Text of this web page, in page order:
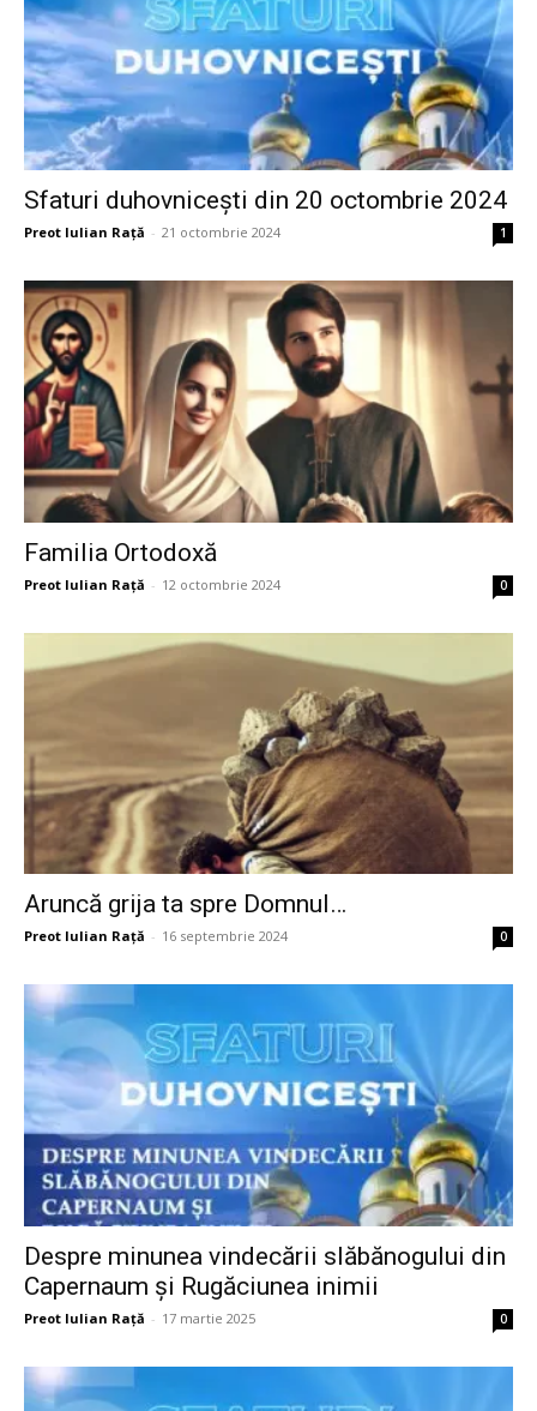
Sfaturi duhovnicești din 20 octombrie 2024
Preot Iulian Raţă - 21 octombrie 2024 1
Familia Ortodoxă
Preot Iulian Raţă - 12 octombrie 2024 0
Aruncă grija ta spre Domnul…
Preot Iulian Raţă - 16 septembrie 2024 0
Despre minunea vindecării slăbănogului din
Capernaum și Rugăciunea inimii
Preot Iulian Raţă - 17 martie 2025 0